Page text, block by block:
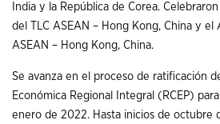
India y la República de Corea.
del TLC ASEAN – Hong Kong, China y el
ASEAN – Hong Kong, China.
Se avanza en el proceso de ratificación
Económica Regional Integral (RCEP)
enero de 2022. Hasta inicios de octubre